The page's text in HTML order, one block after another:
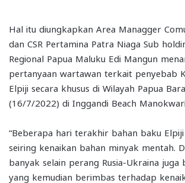
Hal itu diungkapkan Area Managger
dan CSR Pertamina Patra Niaga Sub
Regional Papua Maluku Edi Mangun
pertanyaan wartawan terkait penyebab
Elpiji secara khusus di Wilayah Papua
(16/7/2022) di Inggandi Beach Manokwari.
“Beberapa hari terakhir bahan baku Elpiji
seiring kenaikan bahan minyak mentah.
banyak selain perang Rusia-Ukraina juga
yang kemudian berimbas terhadap